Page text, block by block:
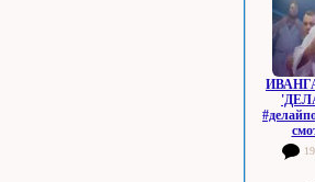
19